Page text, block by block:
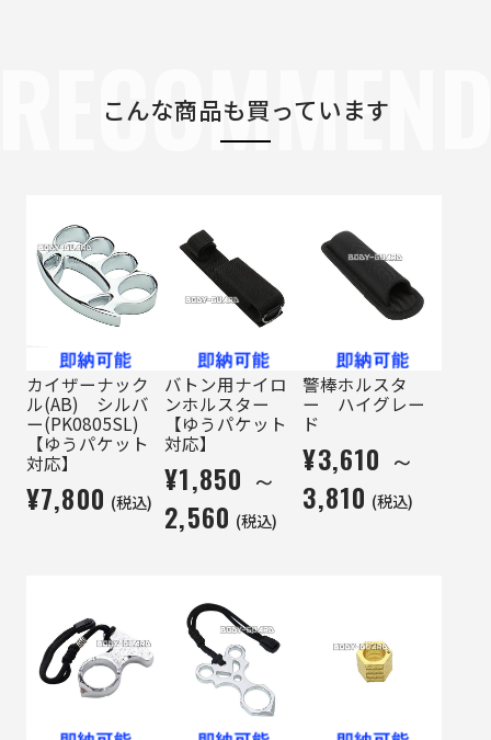
こんな商品も買っています
カイザーナック
ル(AB) シルバ
ー(PK0805SL)
【ゆうパケット
対応】
¥7,800 (税込)
バトン用ナイロ
ンホルスター
【ゆうパケット
対応】
¥1,850 ～
2,560 (税込)
警棒ホルスタ
ー ハイグレー
ド
¥3,610 ～
3,810 (税込)